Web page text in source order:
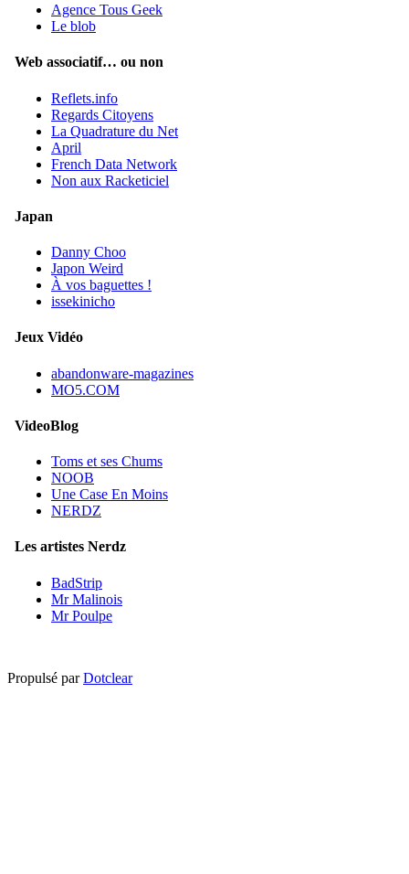
Agence Tous Geek
Le blob
Web associatif… ou non
Reflets.info
Regards Citoyens
La Quadrature du Net
April
French Data Network
Non aux Racketiciel
Japan
Danny Choo
Japon Weird
À vos baguettes !
issekinicho
Jeux Vidéo
abandonware-magazines
MO5.COM
VideoBlog
Toms et ses Chums
NOOB
Une Case En Moins
NERDZ
Les artistes Nerdz
BadStrip
Mr Malinois
Mr Poulpe
Propulsé parDotclear